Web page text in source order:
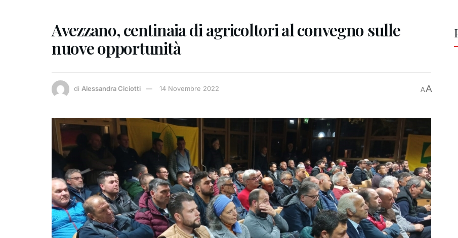
Avezzano, centinaia di agricoltori al convegno sulle
nuove opportunità
di Alessandra Ciciotti 14 Novembre 2022 AA